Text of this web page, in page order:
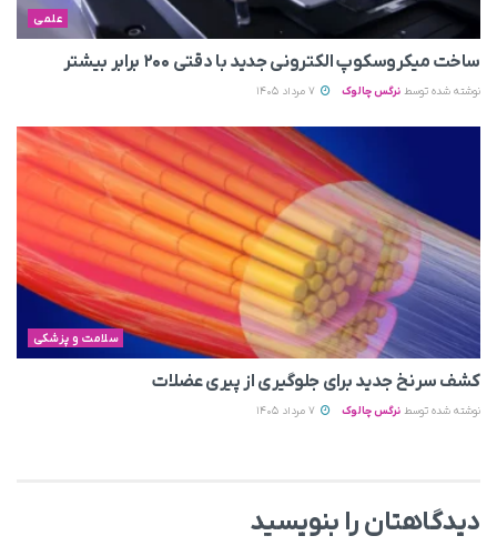
علمی
ساخت میکروسکوپ الکترونی جدید با دقتی ۲۰۰ برابر بیشتر
نوشته شده توسط نرگس چالوک
سلامت و پزشکی
کشف سرنخ جدید برای جلوگیری از پیری عضلات
نوشته شده توسط نرگس چالوک
دیدگاهتان را بنویسید